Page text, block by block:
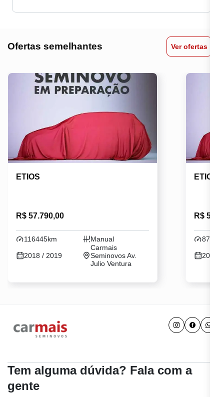
Ofertas semelhantes Ver ofertas
ETIOS
R$ 57.790,00
116445km Manual
2018 / 2019
Carmais
Seminovos Av.
Julio Ventura
ETIOS
R$
2017 /
Tem alguma dúvida? Fala com a
gente